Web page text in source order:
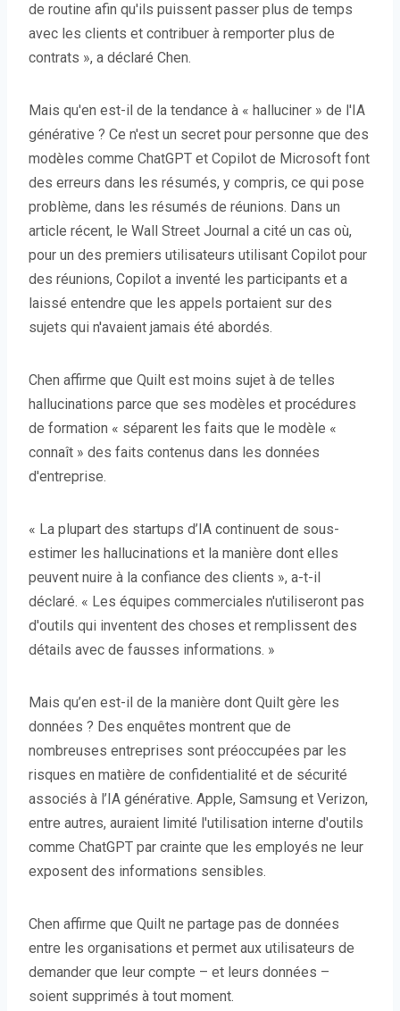
de routine afin qu'ils puissent passer plus de temps
avec les clients et contribuer à remporter plus de
contrats », a déclaré Chen.
Mais qu'en est-il de la tendance à « halluciner » de l'IA
générative ? Ce n'est un secret pour personne que des
modèles comme ChatGPT et Copilot de Microsoft font
des erreurs dans les résumés, y compris, ce qui pose
problème, dans les résumés de réunions. Dans un
article récent, le Wall Street Journal a cité un cas où,
pour un des premiers utilisateurs utilisant Copilot pour
des réunions, Copilot a inventé les participants et a
laissé entendre que les appels portaient sur des
sujets qui n'avaient jamais été abordés.
Chen affirme que Quilt est moins sujet à de telles
hallucinations parce que ses modèles et procédures
de formation « séparent les faits que le modèle «
connaît » des faits contenus dans les données
d'entreprise.
« La plupart des startups d’IA continuent de sous-
estimer les hallucinations et la manière dont elles
peuvent nuire à la confiance des clients », a-t-il
déclaré. « Les équipes commerciales n'utiliseront pas
d'outils qui inventent des choses et remplissent des
détails avec de fausses informations. »
Mais qu’en est-il de la manière dont Quilt gère les
données ? Des enquêtes montrent que de
nombreuses entreprises sont préoccupées par les
risques en matière de confidentialité et de sécurité
associés à l’IA générative. Apple, Samsung et Verizon,
entre autres, auraient limité l'utilisation interne d'outils
comme ChatGPT par crainte que les employés ne leur
exposent des informations sensibles.
Chen affirme que Quilt ne partage pas de données
entre les organisations et permet aux utilisateurs de
demander que leur compte – et leurs données –
soient supprimés à tout moment.